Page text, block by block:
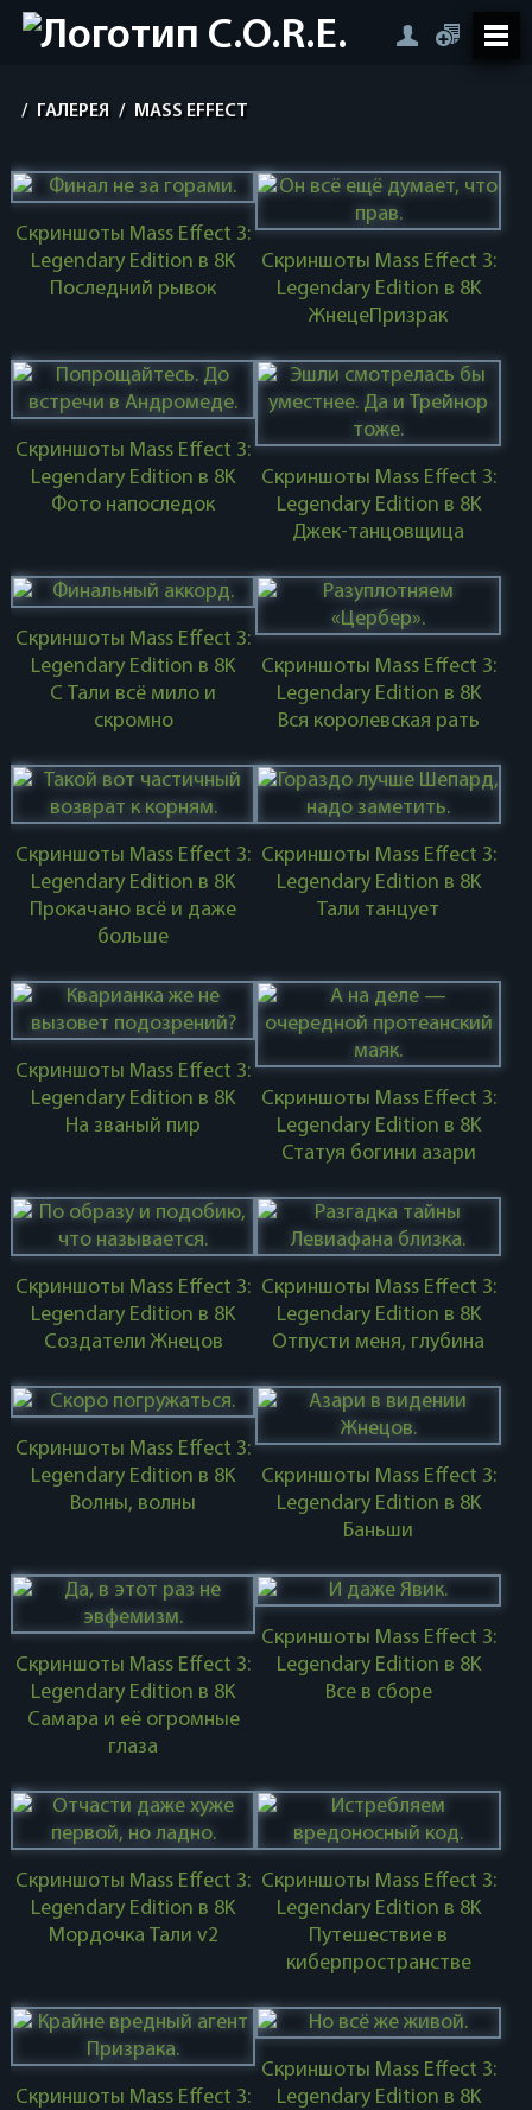
/ ГАЛЕРЕЯ / MASS EFFECT
Скриншоты Mass Effect 3:
Legendary Edition в 8K
Последний рывок
Скриншоты Mass Effect 3:
Legendary Edition в 8K
ЖнецеПризрак
Скриншоты Mass Effect 3:
Legendary Edition в 8K
Фото напоследок
Скриншоты Mass Effect 3:
Legendary Edition в 8K
Джек-танцовщица
Скриншоты Mass Effect 3:
Legendary Edition в 8K
С Тали всё мило и
скромно
Скриншоты Mass Effect 3:
Legendary Edition в 8K
Вся королевская рать
Скриншоты Mass Effect 3:
Legendary Edition в 8K
Прокачано всё и даже
больше
Скриншоты Mass Effect 3:
Legendary Edition в 8K
Тали танцует
Скриншоты Mass Effect 3:
Legendary Edition в 8K
На званый пир
Скриншоты Mass Effect 3:
Legendary Edition в 8K
Статуя богини азари
Скриншоты Mass Effect 3:
Legendary Edition в 8K
Создатели Жнецов
Скриншоты Mass Effect 3:
Legendary Edition в 8K
Отпусти меня, глубина
Скриншоты Mass Effect 3:
Legendary Edition в 8K
Волны, волны
Скриншоты Mass Effect 3:
Legendary Edition в 8K
Баньши
Скриншоты Mass Effect 3:
Legendary Edition в 8K
Самара и её огромные
глаза
Скриншоты Mass Effect 3:
Legendary Edition в 8K
Все в сборе
Скриншоты Mass Effect 3:
Legendary Edition в 8K
Мордочка Тали v2
Скриншоты Mass Effect 3:
Legendary Edition в 8K
Путешествие в
киберпространстве
Скриншоты Mass Effect 3:
Скриншоты Mass Effect 3:
Legendary Edition в 8K